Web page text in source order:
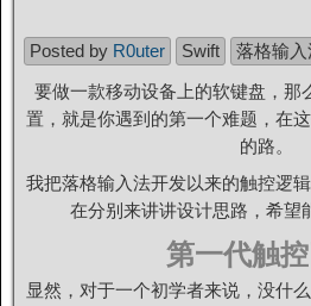
Posted by R0uter Swift
落格输入
要做一款移动设备上的软键盘，那
置，就是你遇到的第一个难题，在
的路。
我把落格输入法开发以来的触控逻
在分别来讲讲设计思路，希望
第一代触
显然，对于一个初学者来说，没什